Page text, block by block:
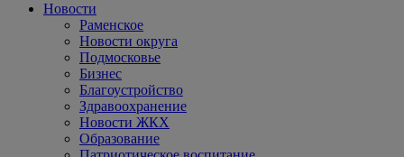
Новости
Раменское
Новости округа
Подмосковье
Бизнес
Благоустройство
Здравоохранение
Новости ЖКХ
Образование